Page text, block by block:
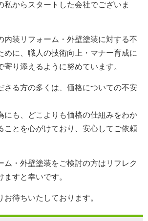
私からスタートした会社でございま
内装リフォーム・外壁塗装に対する不
めに、職人の技術向上・マナー育成に
寄り添えるように努めています。
さる方の多くは、価格についての不安
にも、どこよりも価格の仕組みをわか
ことを心がけており、安心してご依頼
ム・外壁塗装をご検討の方は リフレク
すと幸いです。
お待ちいたしております。